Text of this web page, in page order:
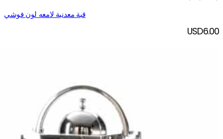
قبة معدنية لامعه لون فوشي
USD6.00